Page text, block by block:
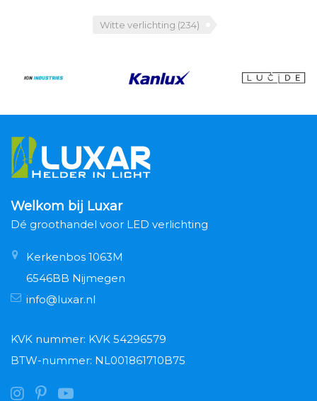
Witte verlichting (234)
Welkom bij Luxar
Dé groothandel voor LED verlichting
Kerkenbos 1063M
6546BB Nijmegen
info@luxar.nl
KVK nummer: KVK 54296579
BTW-nummer: NL001861710B75